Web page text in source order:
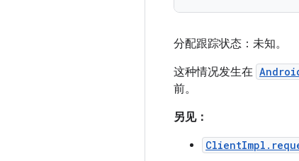
分配跟踪状态：未知。
这种情况发生在
前。
另见：